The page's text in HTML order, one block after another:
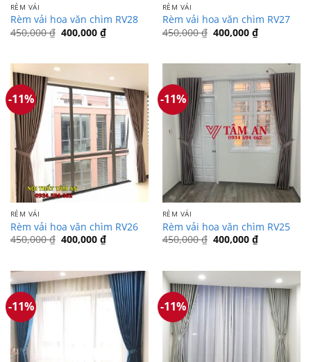
RÈM VẢI
Rèm vải hoa văn chìm RV28
450,000₫ Giá
gốc
400,000 ₫Giá
hiện
400,000 ₫.
RÈM VẢI
Rèm vải hoa văn chìm RV27
450,000₫ Giá
gốc
400,000 ₫Giá
hiện
400,000 ₫.
-11%
RÈM VẢI
Rèm vải hoa văn chìm RV26
450,000₫ Giá
gốc
400,000 ₫Giá
hiện
400,000 ₫.
-11%
RÈM VẢI
Rèm vải hoa văn chìm RV25
450,000₫ Giá
gốc
400,000 ₫Giá
hiện
400,000 ₫.
-11% -11%